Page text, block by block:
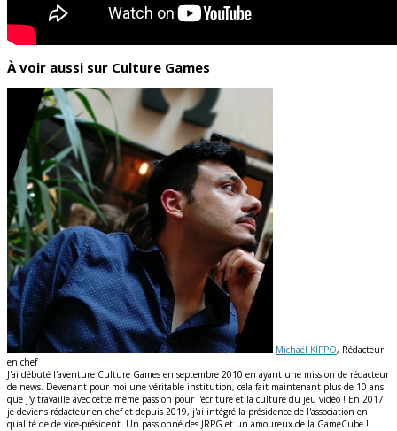
À voir aussi sur Culture Games
Michaël KIPPO, Rédacteur
en chef
J'ai débuté l'aventure Culture Games en septembre 2010 en ayant une mission de rédacteur
de news. Devenant pour moi une véritable institution, cela fait maintenant plus de 10 ans
que j'y travaille avec cette même passion pour l'écriture et la culture du jeu vidéo ! En 2017
je deviens rédacteur en chef et depuis 2019, j'ai intégré la présidence de l'association en
qualité de de vice-président. Un passionné des JRPG et un amoureux de la GameCube !